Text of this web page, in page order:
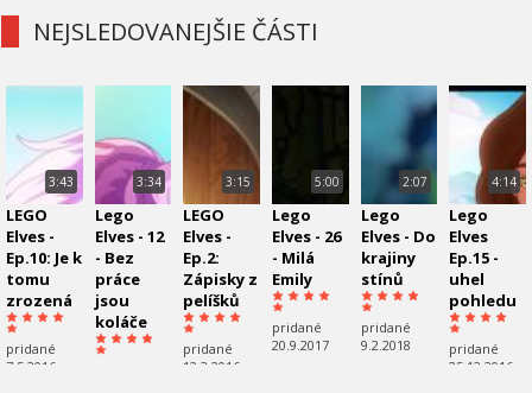
NEJSLEDOVANEJŠIE ČÁSTI
3:43
LEGO
Elves -
Ep.10: Je k
tomu
zrozená
pridané
7.5.2016
3:34
Lego
Elves - 12
- Bez
práce
jsou
koláče
3:15
LEGO
Elves -
Ep.2:
Zápisky z
pelíšků
pridané
12.3.2016
5:00
Lego
Elves - 26
- Milá
Emily
pridané
20.9.2017
2:07
Lego
Elves - Do
krajiny
stínů
pridané
9.2.2018
4:14
Lego
Elves
Ep.15 -
uhel
pohledu
pridané
25.12.2016